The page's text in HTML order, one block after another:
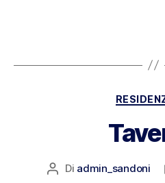
Di admin_sandoni